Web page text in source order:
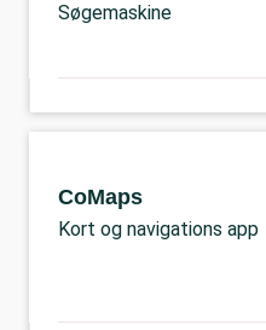
Søgemaskine
CoMaps
Kort og navigations app